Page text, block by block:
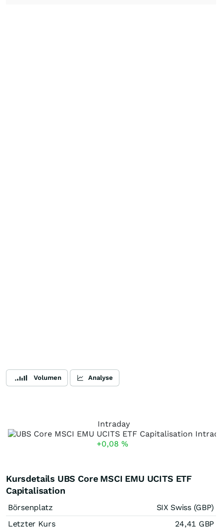
Volumen Analyse
Intraday
+0,08 %
Kursdetails UBS Core MSCI EMU UCITS ETF
Capitalisation
Börsenplatz
SIX Swiss (GBP)
Letzter Kurs
24,41 GBP